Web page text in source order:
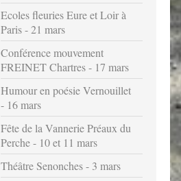
Ecoles fleuries Eure et Loir à
Paris - 21 mars
Conférence mouvement
FREINET Chartres - 17 mars
Humour en poésie Vernouillet
- 16 mars
Fête de la Vannerie Préaux du
Perche - 10 et 11 mars
Théâtre Senonches - 3 mars